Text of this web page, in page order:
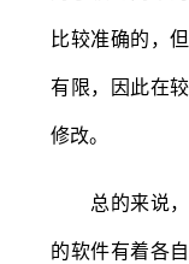
比较准确的，
有限，因此在
修改。
总的来说，
的软件有着各